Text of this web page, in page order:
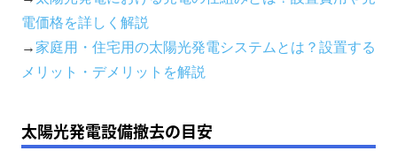
電価格を詳しく解説
→ 家庭用・住宅用の太陽光発電システムとは？設置する
メリット・デメリットを解説
太陽光発電設備撤去の目安